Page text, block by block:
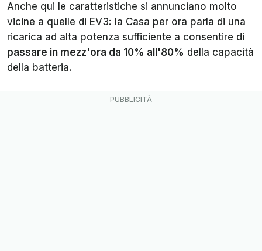
Anche qui le caratteristiche si annunciano molto
vicine a quelle di EV3: la Casa per ora parla di una
ricarica ad alta potenza sufficiente a consentire di
passare in mezz'ora da 10% all'80% della capacità
della batteria.